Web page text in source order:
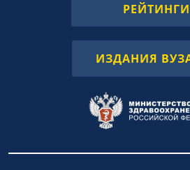
РЕЙТИНГИ
ИЗДАНИЯ